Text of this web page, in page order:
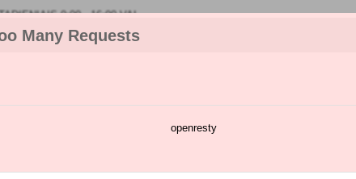
Many Requests
openresty
9:00 - 16:00 VAL